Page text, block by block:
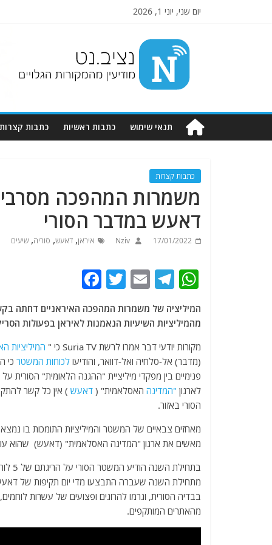
יום שני, יוני 1, 2026
Nziv.net
מודיעין
מהמקורות
תנאי שימוש כתבות ראשיות כתבות קצרות
כתבות קצרות
משמרות המהפכה
דאעש במדבר הסורי
17/01/2022
Nziv איראן, דאעש, סוריה, שיעים
W
at
s
A
p
p
T
el
e
g
ra
m
E
ai
l
T
itt
er
c
e
b
o
o
המיליציה של משמרות המהפכה האיראניים דחתה
מהמיליציות השיעיות הנאמנות לאיראן בפעולות
מקורות יודעי דבר אמרו לרשת Suria TV כי "
המיליציות
(מדבר) אל-סלחיה ואל-דוואר, והודיעו לכוחות המשטר כי
פנימיים בין מפקדי מיליציית "ההגנה הלאומית" הסורית
לארגון "המדינה האסלאמית" ( דאעש ) אין כל קשר
הסורי באזור.
מאחזים צבאיים של המשטר והמיליציות התומכות בו
מאשים את ארגון "המדינה האסלאמית" (דאעש) שהוא
בתחילת השנה הודיע ​​המשטר הסורי על הריגתם של 5 לוחמים משורות כוחותיו בהתקפה על אוטובוס באזור ה
מתחילת השנה שעברה התבצעו מדי יום תקיפות של דאעש
בבדיה הסורית, וגרמו להרוגים ופצועים של עשרות
מהאתרים המותקפים.